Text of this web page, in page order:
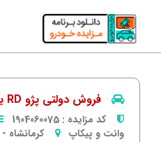
فروش دولتی پژو RD یشمی رنگ
کد مزایده : 1904060075
وانت و پیکاپ
کرمانشاه -